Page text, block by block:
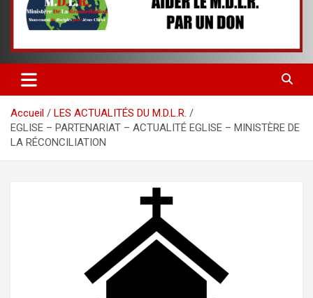
Accueil
LES ACTUALITÉS DU M.D.L.R.
EGLISE – PARTENARIAT – ACTUALITÉ EGLISE – MINISTÈRE DE
LA RÉCONCILIATION